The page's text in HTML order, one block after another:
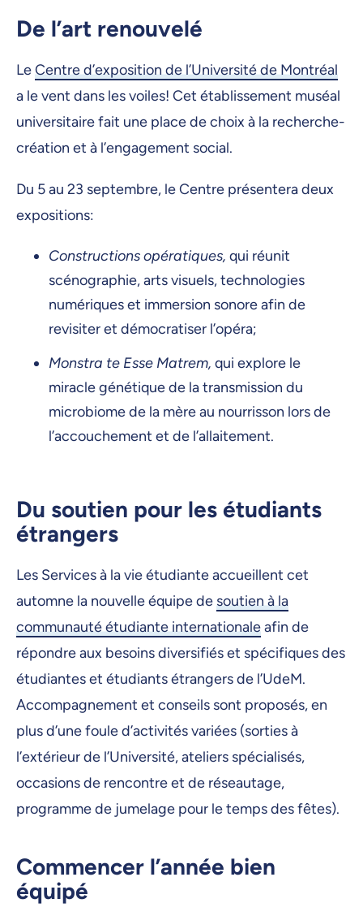
De l’art renouvelé
LeCentre d’exposition de l’Université de Montréal
a le vent dans les voiles! Cet établissement muséal
universitaire fait une place de choix à la recherche-
création et à l’engagement social.
Du 5 au 23 septembre, le Centre présentera deux
expositions:
Constructions opératiques, qui réunit
scénographie, arts visuels, technologies
numériques et immersion sonore afin de
revisiter et démocratiser l’opéra;
Monstra te Esse Matrem, qui explore le
miracle génétique de la transmission du
microbiome de la mère au nourrisson lors de
l’accouchement et de l’allaitement.
Du soutien pour les étudiants
étrangers
Les Services à la vie étudiante accueillent cet
automne la nouvelle équipe de soutien à la
communauté étudiante internationaleafin de
répondre aux besoins diversifiés et spécifiques des
étudiantes et étudiants étrangers de l’UdeM.
Accompagnement et conseils sont proposés, en
plus d’une foule d’activités variées (sorties à
l’extérieur de l’Université, ateliers spécialisés,
occasions de rencontre et de réseautage,
programme de jumelage pour le temps des fêtes).
Commencer l’année bien
équipé